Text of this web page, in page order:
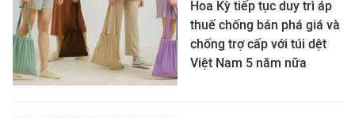
Hoa Kỳ tiếp tục duy trì áp
thuế chống bán phá giá và
chống trợ cấp với túi dệt
Việt Nam 5 năm nữa